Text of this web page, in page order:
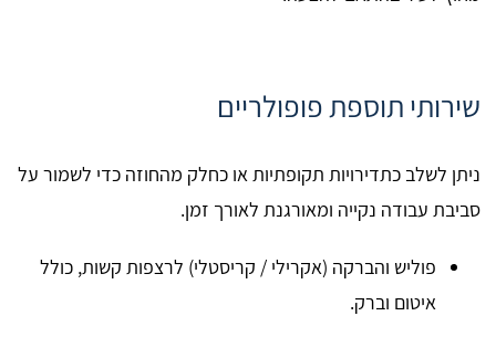
שירותי תוספת פופולריים
ניתן לשלב כתדירויות תקופתיות או כחלק מהחוזה כדי לשמור על
סביבת עבודה נקייה ומאורגנת לאורך זמן.
פוליש והברקה (אקרילי / קריסטלי) לרצפות קשות, כולל
איטום וברק.